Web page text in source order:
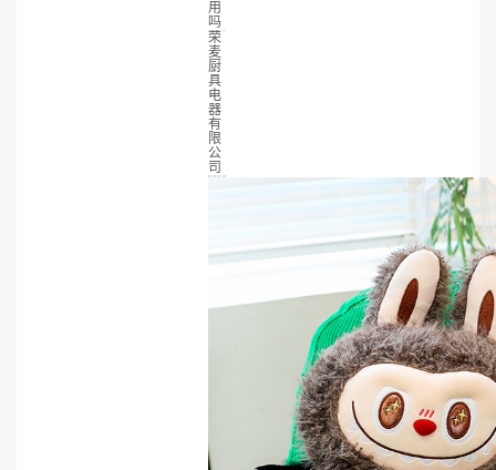
用
吗
荣
麦
厨
具
电
器
有
限
公
司